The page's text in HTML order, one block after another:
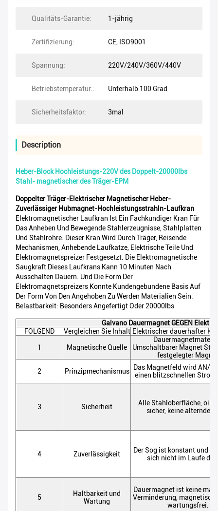
Qualitäts-Garantie: 1-jährig
Zertifizierung: CE, ISO9001
Spannung: 220V/240V/360V/440V
Betriebstemperatur:: Unterhalb 100 Grad
Sicherheitsfaktor: 3mal
Description
Heber-Block Hochleistungs-220V des Doppelt-20000lbs
Stahl- magnetischer des Träger-EPM
Doppelter Träger-Elektrischer Magnetischer Heber-
Zuverlässiger Hubmagnet-Hochleistungsstrahln-Laufkran
Elektromagnetischer Laufkran Ist Ein Fachkundiger Kran Für
Das Anheben Und Bewegende Stahlerzeugnisse, Stahlplatten
Und Stahlrohre. Dieser Kran Wird Durch Träger, Reisende
Mechanismen, Anhebende Laufkatze, Elektrische Teile Und
Elektromagnetspreizer Festgesetzt. Die Elektromagnetische
Saugkraft Dieses Laufkrans Kann 10 Minuten Nach
Ausschalten Dauern. Und Die Form Der
Elektromagnetspreizers Konnte Kundengebundene Basis Auf
Der Form Von Den Angehoben Zu Werden Materialien Sein.
Belastbarkeit: Besonders Angefertigt Oder 20000lbs
Galvano Dauermagnet GEGEN
FOLGEND
Vergleichen Sie Inhalt Elektrischer dauerhafter
1 Magnetische Quelle
Umschaltbarer Magnet
festgelegter Magnet
2 Prinzipmechanismus
Das Magnetfeld wird AN/
einen blitzschnellen Strom
3 Sicherheit
Alle Stahloberfläche,
sicher, keine alternde
4 Zuverlässigkeit
Der Sog ist konstant und
sich nicht im Laufe der
5
Haltbarkeit und
Wartung
Dauermagnet ist keine
Verminderung,
wartungsfrei.